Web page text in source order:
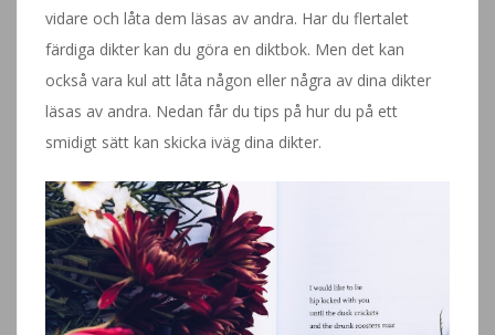
vidare och låta dem läsas av andra. Har du flertalet
färdiga dikter kan du göra en diktbok. Men det kan
också vara kul att låta någon eller några av dina dikter
läsas av andra. Nedan får du tips på hur du på ett
smidigt sätt kan skicka iväg dina dikter.